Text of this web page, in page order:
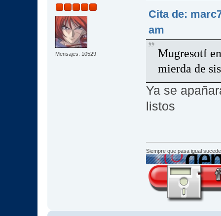
Mensajes: 10529
Cita de:
am
Mugresotf
mierda de
Ya se
listos
Siempre que pasa igual